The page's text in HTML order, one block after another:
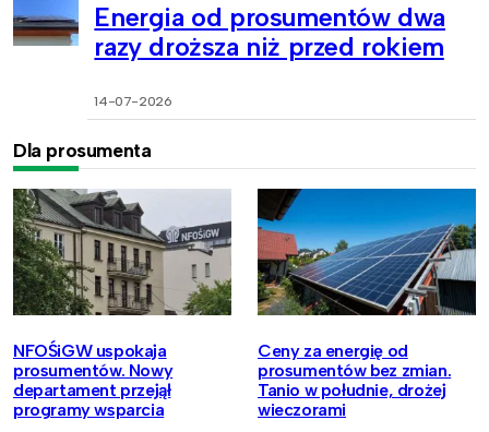
Energia od prosumentów dwa
razy droższa niż przed rokiem
14-07-2026
Dla prosumenta
NFOŚiGW uspokaja
prosumentów. Nowy
departament przejął
programy wsparcia
Ceny za energię od
prosumentów bez zmian.
Tanio w południe, drożej
wieczorami